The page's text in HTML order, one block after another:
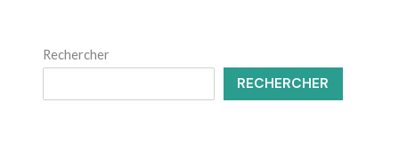
Rechercher
RECHERCHER